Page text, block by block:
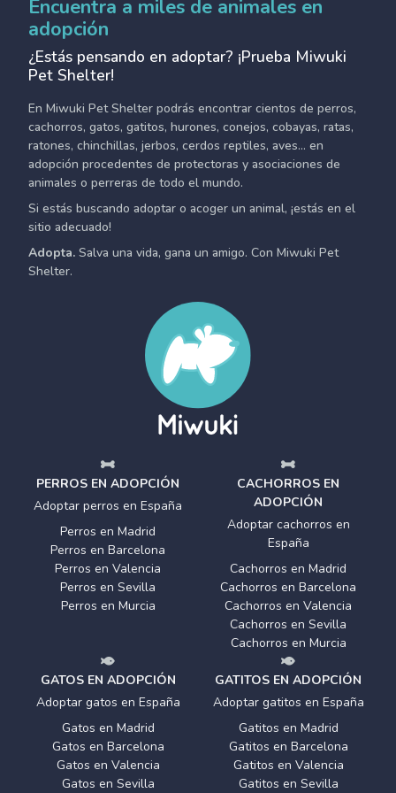
Encuentra a miles de animales en
adopción
¿Estás pensando en adoptar? ¡Prueba Miwuki
Pet Shelter!
En Miwuki Pet Shelter podrás encontrar cientos de perros,
cachorros, gatos, gatitos, hurones, conejos, cobayas, ratas,
ratones, chinchillas, jerbos, cerdos reptiles, aves... en
adopción procedentes de protectoras y asociaciones de
animales o perreras de todo el mundo.
Si estás buscando adoptar o acoger un animal, ¡estás en el
sitio adecuado!
Adopta. Salva una vida, gana un amigo. Con Miwuki Pet
Shelter.
PERROS EN ADOPCIÓN
Adoptar perros en España
Perros en Madrid
Perros en Barcelona
Perros en Valencia
Perros en Sevilla
Perros en Murcia
CACHORROS EN
ADOPCIÓN
Adoptar cachorros en
España
Cachorros en Madrid
Cachorros en Barcelona
Cachorros en Valencia
Cachorros en Sevilla
Cachorros en Murcia
GATOS EN ADOPCIÓN
Adoptar gatos en España
Gatos en Madrid
Gatos en Barcelona
Gatos en Valencia
Gatos en Sevilla
GATITOS EN ADOPCIÓN
Adoptar gatitos en España
Gatitos en Madrid
Gatitos en Barcelona
Gatitos en Valencia
Gatitos en Sevilla